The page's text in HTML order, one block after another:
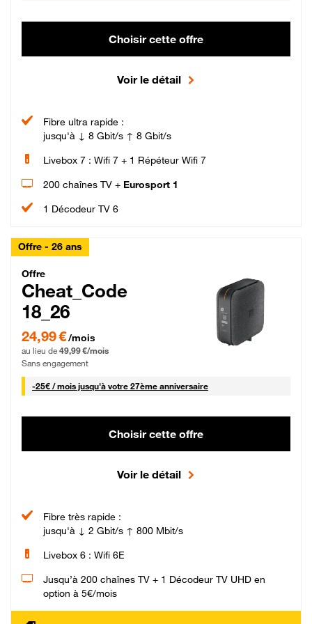
Choisir cette offre
Voir le détail
Fibre ultra rapide :
jusqu'à ↓ 8 Gbit/s ↑ 8 Gbit/s
Livebox 7 : Wifi 7 + 1 Répéteur Wifi 7
200 chaînes TV + Eurosport 1
1 Décodeur TV 6
Offre - 26 ans
Cheat_Code Fibre_18_26
Offre
Cheat_Code
18_26
24,99 € par mois pendant 0 mois puis 49,99 € par mois, Sans engagement
24,99 €/mois
au lieu de 49,99 €/mois
Sans engagement
-25€ / mois25 € par mois
jusqu'à votre 27ème anniversaire
Choisir cette offre
Voir le détail
Fibre très rapide :
jusqu'à ↓ 2 Gbit/s ↑ 800 Mbit/s
Livebox 6 : Wifi 6E
Jusqu’à 200 chaînes TV + 1 Décodeur TV UHD en
option à 5€/mois